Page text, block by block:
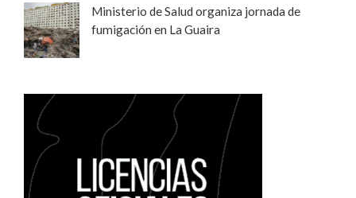
Ministerio de Salud organiza jornada de
fumigación en La Guaira